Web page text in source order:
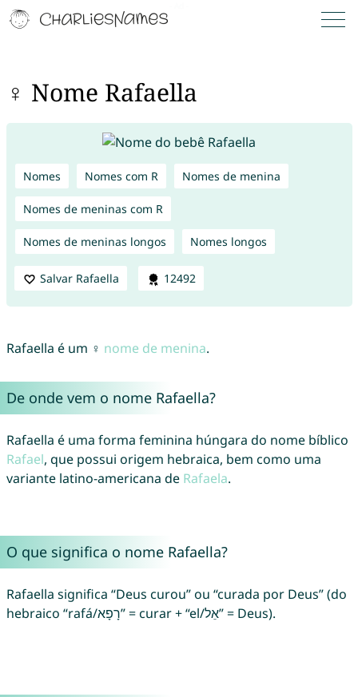
♀ Nome Rafaella
Nomes Nomes com R Nomes de menina
Nomes de meninas com R
Nomes de meninas longos Nomes longos
Salvar Rafaella 12492
Rafaella é um ♀ nome de menina.
De onde vem o nome Rafaella?
Rafaella é uma forma feminina húngara do nome bíblico
Rafael, que possui origem hebraica, bem como uma
variante latino-americana de Rafaela.
O que significa o nome Rafaella?
Rafaella significa “Deus curou” ou “curada por Deus” (do
hebraico “rafá/רָפָא” = curar + “el/אֵל” = Deus).